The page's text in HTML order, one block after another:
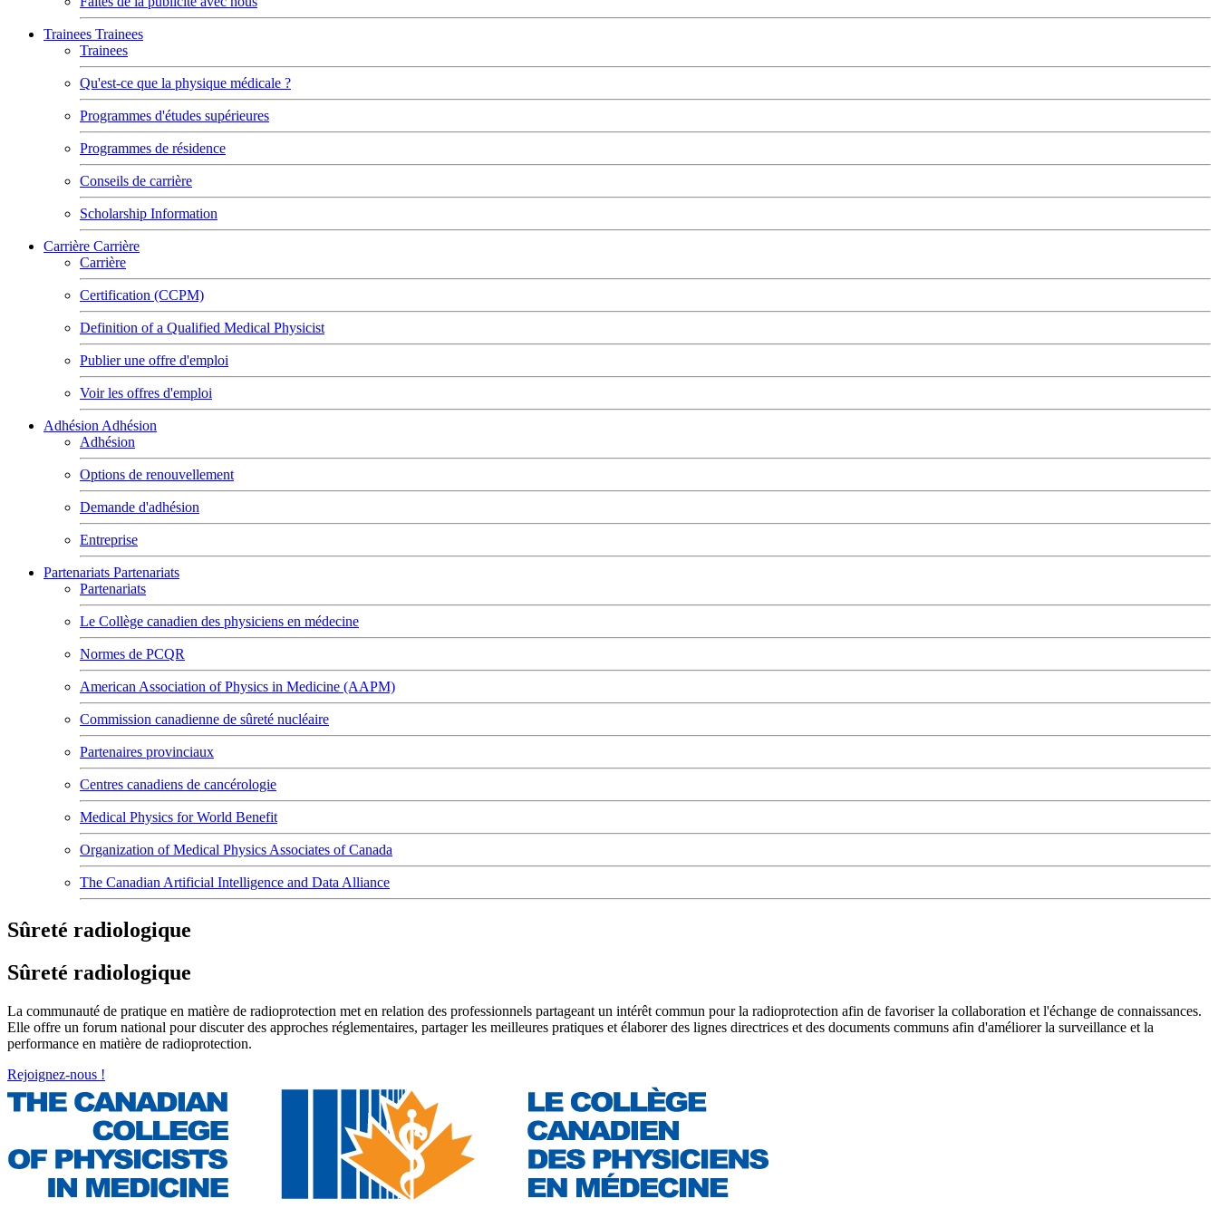
Trainees Trainees
Trainees
Qu'est-ce que la physique médicale ?
Programmes d'études supérieures
Programmes de résidence
Conseils de carrière
Scholarship Information
Carrière Carrière
Carrière
Certification (CCPM)
Definition of a Qualified Medical Physicist
Publier une offre d'emploi
Voir les offres d'emploi
Adhésion Adhésion
Adhésion
Options de renouvellement
Demande d'adhésion
Entreprise
Partenariats Partenariats
Partenariats
Le Collège canadien des physiciens en médecine
Normes de PCQR
American Association of Physics in Medicine (AAPM)
Commission canadienne de sûreté nucléaire
Partenaires provinciaux
Centres canadiens de cancérologie
Medical Physics for World Benefit
Organization of Medical Physics Associates of Canada
The Canadian Artificial Intelligence and Data Alliance
Sûreté radiologique
Sûreté radiologique
La communauté de pratique en matière de radioprotection met en relation des professionnels partageant un intérêt commun pour la radioprotection afin de favoriser la collaboration et l'échange de connaissances.
Elle offre un forum national pour discuter des approches réglementaires, partager les meilleures pratiques et élaborer des lignes directrices et des documents communs afin d'améliorer la surveillance et la
performance en matière de radioprotection.
Rejoignez-nous !